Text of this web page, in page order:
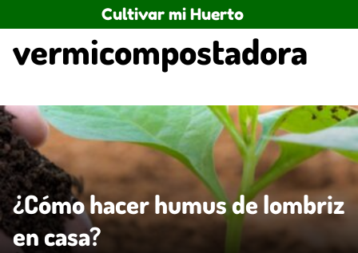
al
contenido
Cultivar mi Huerto
vermicompostadora
¿Cómo hacer humus de lombriz
en casa?